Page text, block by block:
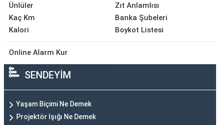
Ünlüler
Kaç Km
Kalori
Zıt Anlamlısı
Banka Şubeleri
Boykot Listesi
Online Alarm Kur
SENDEYİM
Yaşam Biçimi Ne Demek
Projektör Işığı Ne Demek